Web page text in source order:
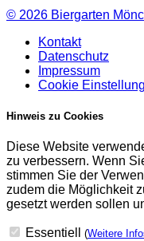
© 2026 Biergarten
Kontakt
Datenschutz
Impressum
Cookie Einstellung
Hinweis zu Cookies
Diese Website
zu verbessern. Wenn
stimmen Sie der
zudem die Möglichkeit
gesetzt werden sollen
Essentiell (Weitere